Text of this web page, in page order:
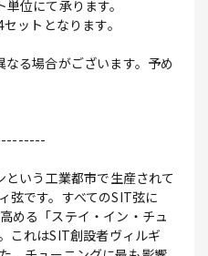
位にて承ります。
ットとなります。
る場合がございます。予め
いう工業都市で生産されて
弦です。すべてのSIT弦に
める「ステイ・イン・チュ
これはSIT創設者ヴィルギ